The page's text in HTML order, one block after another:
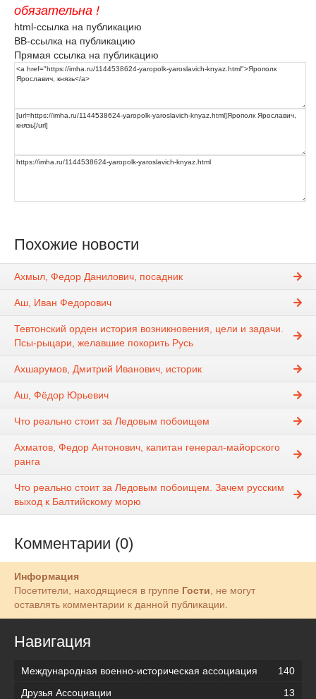
обязательна !
html-ссылка на публикацию
BB-ссылка на публикацию
Прямая ссылка на публикацию
Похожие новости
Ахмыл, Федор Данилович, посадник
Аш, Иван Федорович
Тевтонский орден история возникновения, цели и задачи.
Псы-рыцари, желавшие покорить Русь
Ахшарумов, Дмитрий Иванович, историк
Аш, Фёдор Юрьевич
Что реально стоит за Ледовым побоищем
Ахматов, Федор Антонович, капитан генерал-майорского
ранга
Что реально стоит за Ледовым побоищем. Зачем русским
выход к Балтийскому морю
Комментарии (0)
Информация
Посетители, находящиеся в группе Гости , не могут
оставлять комментарии к данной публикации.
Навигация
Международная военно-историческая ассоциация
140
Друзья Ассоциации
13